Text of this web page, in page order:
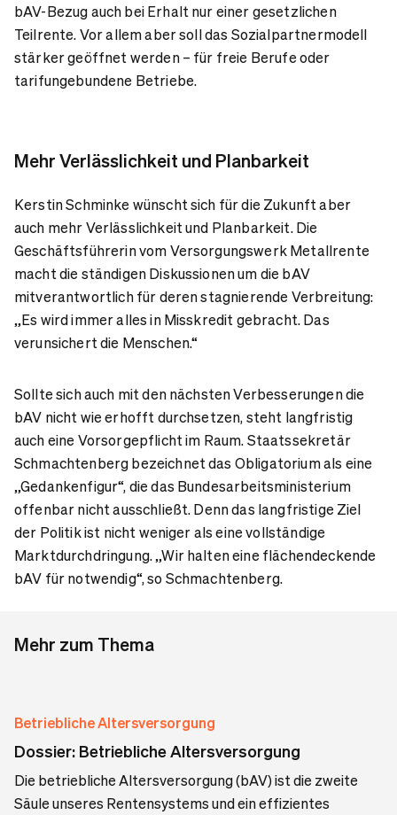
bAV-Bezug auch bei Erhalt nur einer gesetzlichen
Teilrente. Vor allem aber soll das Sozialpartnermodell
stärker geöffnet werden – für freie Berufe oder
tarifungebundene Betriebe.
Mehr Verlässlichkeit und Planbarkeit
Kerstin Schminke wünscht sich für die Zukunft aber
auch mehr Verlässlichkeit und Planbarkeit. Die
Geschäftsführerin vom Versorgungswerk Metallrente
macht die ständigen Diskussionen um die bAV
mitverantwortlich für deren stagnierende Verbreitung:
„Es wird immer alles in Misskredit gebracht. Das
verunsichert die Menschen.“
Sollte sich auch mit den nächsten Verbesserungen die
bAV nicht wie erhofft durchsetzen, steht langfristig
auch eine Vorsorgepflicht im Raum. Staatssekretär
Schmachtenberg bezeichnet das Obligatorium als eine
„Gedankenfigur“, die das Bundesarbeitsministerium
offenbar nicht ausschließt. Denn das langfristige Ziel
der Politik ist nicht weniger als eine vollständige
Marktdurchdringung. „Wir halten eine flächendeckende
bAV für notwendig“, so Schmachtenberg.
Mehr zum Thema
Betriebliche Altersversorgung
Dossier: Betriebliche Altersversorgung
Die betriebliche Altersversorgung (bAV) ist die zweite
Säule unseres Rentensystems und ein effizientes